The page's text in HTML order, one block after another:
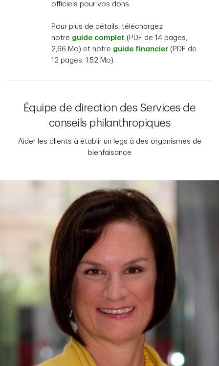
officiels pour vos dons.
Pour plus de détails, téléchargez
notre guide complet (PDF de 14 pages,
2,66 Mo) et notre guide financier (PDF de
12 pages, 1,52 Mo).
Équipe de direction des Services de
conseils philanthropiques
Aider les clients à établir un legs à des organismes de
bienfaisance